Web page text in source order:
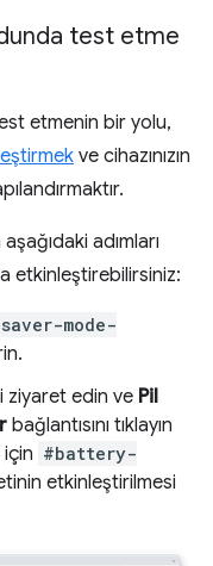
test etme
etmenin bir yolu,
ve cihazınızın
adımları
etkinleştirebilirsiniz:
mode-
ziyaret edin ve Pil
bağlantısını tıklayın
için #battery-
etkinleştirilmesi